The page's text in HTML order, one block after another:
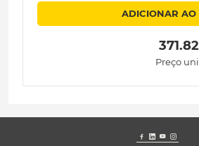
ADICIONAR AO
Preço